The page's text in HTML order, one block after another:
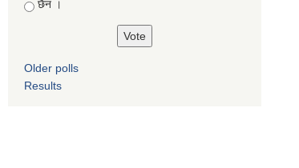
छैन ।
Older polls
Results